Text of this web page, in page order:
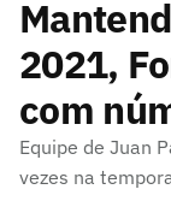
2021,
com
Equipe de Juan
vezes na